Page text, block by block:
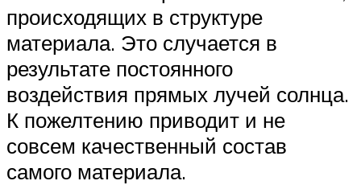
происходящих в структуре
материала. Это случается в
результате постоянного
воздействия прямых лучей солнца.
К пожелтению приводит и не
совсем качественный состав
самого материала.